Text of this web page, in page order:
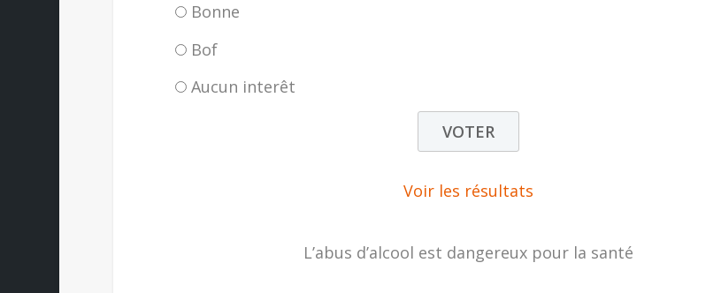
Bonne
Bof
Aucun interêt
Voir les résultats
L’abus d’alcool est dangereux pour la santé